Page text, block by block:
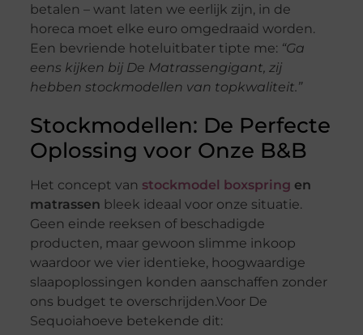
betalen – want laten we eerlijk zijn, in de
horeca moet elke euro omgedraaid worden.
Een bevriende hoteluitbater tipte me: “Ga
eens kijken bij De Matrassengigant, zij
hebben stockmodellen van topkwaliteit.”
Stockmodellen: De Perfecte
Oplossing voor Onze B&B
Het concept van stockmodel boxspring en
matrassen bleek ideaal voor onze situatie.
Geen einde reeksen of beschadigde
producten, maar gewoon slimme inkoop
waardoor we vier identieke, hoogwaardige
slaapoplossingen konden aanschaffen zonder
ons budget te overschrijden.Voor De
Sequoiahoeve betekende dit: